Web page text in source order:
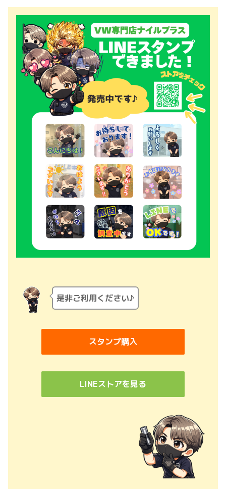
是非ご利用ください♪
スタンプ購入
LINEストアを見る